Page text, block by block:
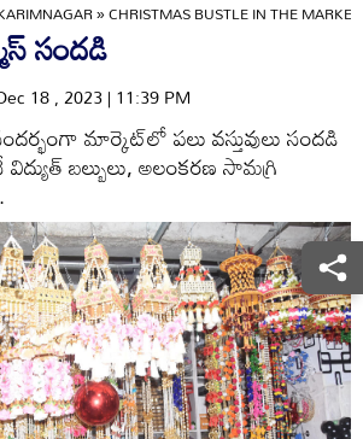
»CHRISTMAS BUSTLE IN THE MARKET
సందడి
18 , 2023 | 11:39 PM
మార్కెట్‌లో పలు వస్తువులు సందడి
బల్బులు, అలంకరణ సామగ్రి